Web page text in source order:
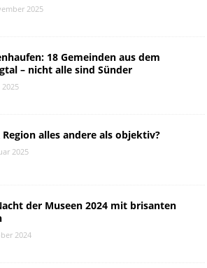
2025
18 Gemeinden aus dem
– nicht alle sind Sünder
Region alles andere als objektiv?
2025
der Museen 2024 mit brisanten
2024